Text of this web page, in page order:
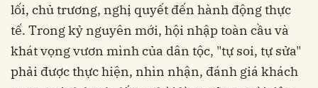
lối, chủ trương, nghị quyết đến hành động thực
tế. Trong kỷ nguyên mới, hội nhập toàn cầu và
khát vọng vươn mình của dân tộc, "tự soi, tự sửa"
phải được thực hiện, nhìn nhận, đánh giá khách